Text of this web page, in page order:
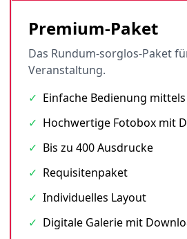
Premium-Paket
Das Rundum-sorglos-Paket
Veranstaltung.
✓ Einfache Bedienung
✓ Hochwertige Fotobox mit
✓ Bis zu 400 Ausdrucke
✓ Requisitenpaket
✓ Individuelles Layout
✓ Digitale Galerie mit